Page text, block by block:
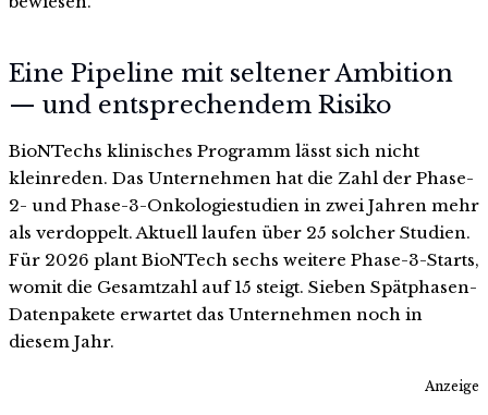
Eine Pipeline mit seltener Ambition
— und entsprechendem Risiko
BioNTechs klinisches Programm lässt sich nicht
kleinreden. Das Unternehmen hat die Zahl der Phase-
2- und Phase-3-Onkologiestudien in zwei Jahren mehr
als verdoppelt. Aktuell laufen über 25 solcher Studien.
Für 2026 plant BioNTech sechs weitere Phase-3-Starts,
womit die Gesamtzahl auf 15 steigt. Sieben Spätphasen-
Datenpakete erwartet das Unternehmen noch in
diesem Jahr.
Anzeige